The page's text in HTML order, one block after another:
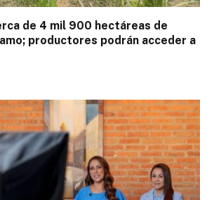
de 4 mil 900 hectáreas de
productores podrán acceder a